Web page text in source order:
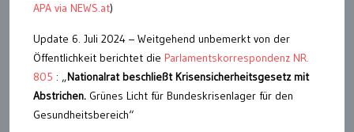
APA via NEWS.at)
Update 6. Juli 2024 – Weitgehend unbemerkt von der
Öffentlichkeit berichtet die Parlamentskorrespondenz NR.
805 : „Nationalrat beschließt Krisensicherheitsgesetz mit
Abstrichen. Grünes Licht für Bundeskrisenlager für den
Gesundheitsbereich“